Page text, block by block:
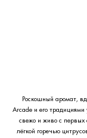
Роскошный аромат,
Arcade и его традициями
свежо и живо с первых
лёгкой горечью